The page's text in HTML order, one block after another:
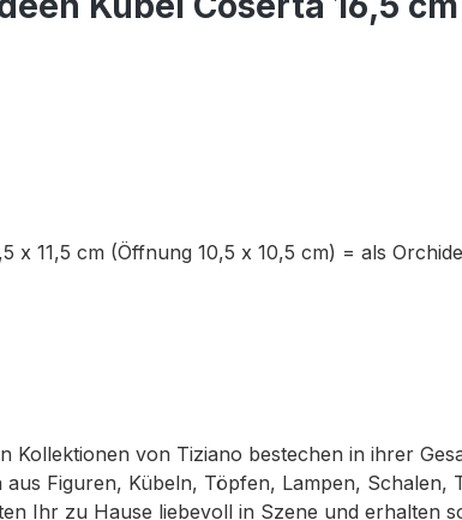
x 11,5 cm (Öffnung 10,5 x 10,5 cm) = als
Kollektionen von Tiziano bestechen in ihrer
aus Figuren, Kübeln, Töpfen, Lampen,
Ihr zu Hause liebevoll in Szene und erhalten